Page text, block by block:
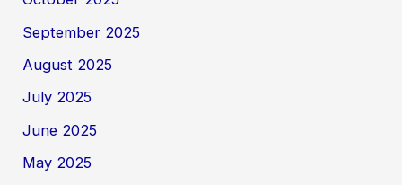
September 2025
August 2025
July 2025
June 2025
May 2025